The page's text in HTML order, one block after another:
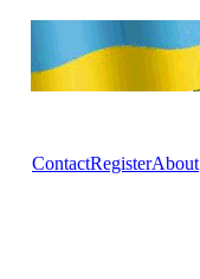
ContactRegisterAbout